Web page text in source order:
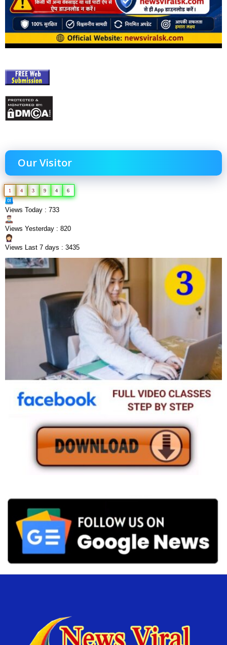
Our Visitor
1 4 3 9 4 6
Views Today : 733
Views Yesterday : 820
Views Last 7 days : 3435